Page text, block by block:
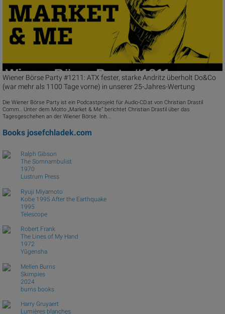
Wiener Börse Party #1211: ATX fester, starke Andritz überholt Do&Co
(war mehr als 1100 Tage vorne) in unserer 25-Jahres-Wertung
Die Wiener Börse Party ist ein Podcastprojekt für Audio-CD.at von Christian Drastil
Comm.. Unter dem Motto „Market & Me“ berichtet Christian Drastil über das
Tagesgeschehen an der Wiener Börse. Inh...
Books josefchladek.com
Ralph Gibson
The Somnambulist
1970
Lustrum Press
Ryuji Miyamoto
Kobe 1995 After the Earthquake
1995
Telescope
Robert Frank
The Lines of My Hand
1972
Yūgensha
Mellen Burns
Skimpies
2024
burns books
Harry Gruyaert
Lumières blanches